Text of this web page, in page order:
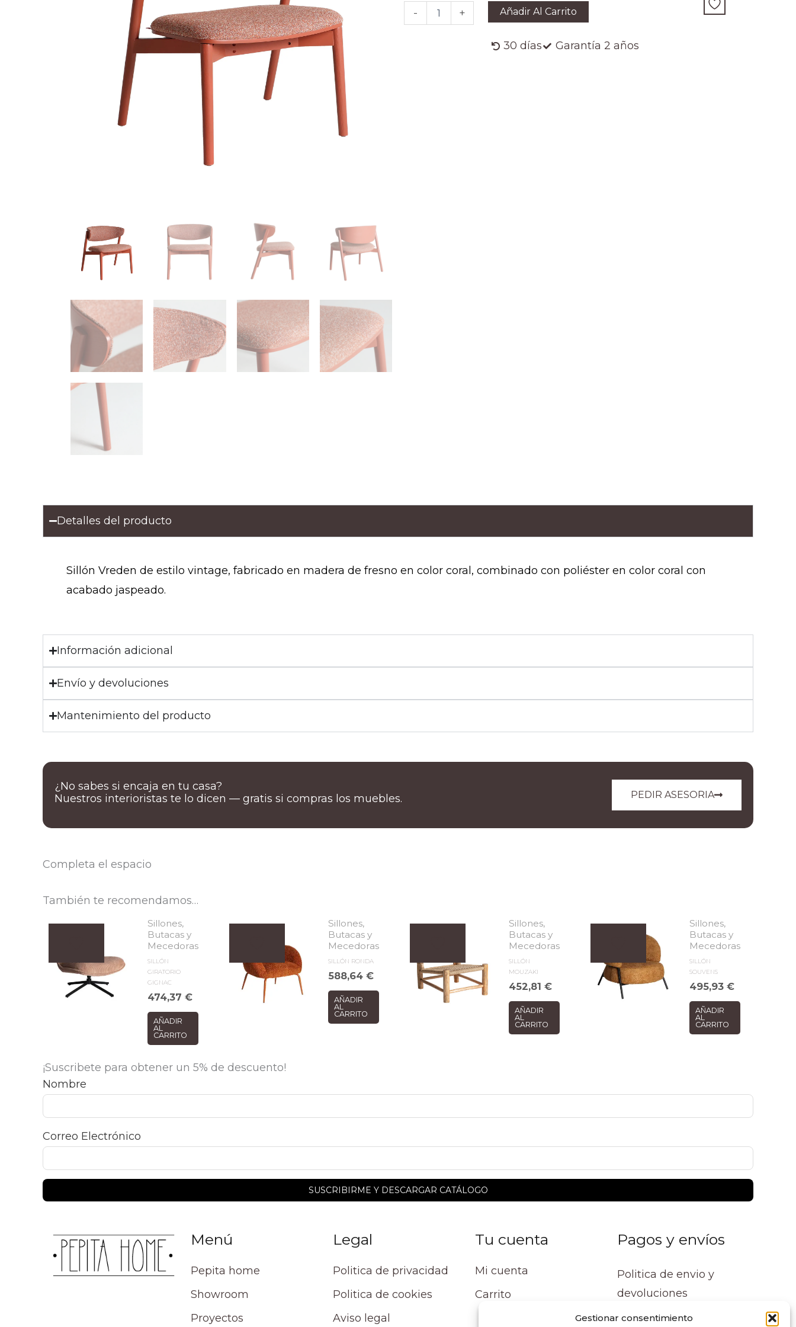
Gestionar consentimiento
- + Añadir Al Carrito
30 días Garantía 2 años
Detalles del producto
Sillón Vreden de estilo vintage, fabricado en madera de fresno en color coral, combinado con poliéster en color coral con
acabado jaspeado.
Información adicional
Envío y devoluciones
Mantenimiento del producto
PEDIR ASESORIA
¿No sabes si encaja en tu casa?
Nuestros interioristas te lo dicen — gratis si compras los muebles.
Completa el espacio
También te recomendamos…
Sillones,
Butacas y
Mecedoras
SILLÓN
GIRATORIO
GIGNAC
474,37€
AÑADIR
AL
CARRITO
Sillones,
Butacas y
Mecedoras
SILLÓN RONDA
588,64€
AÑADIR
AL
CARRITO
Sillones,
Butacas y
Mecedoras
SILLÓN
MOUZAKI
452,81€
AÑADIR
AL
CARRITO
Sillones,
Butacas y
Mecedoras
SILLÓN
SOUVENS
495,93€
AÑADIR
AL
CARRITO
¡Suscribete para obtener un 5% de descuento!
Nombre
Correo Electrónico
Menú
Pepita home
Showroom
Proyectos
Legal
Politica de privacidad
Politica de cookies
Aviso legal
Tu cuenta
Mi cuenta
Carrito
Pagos y envíos
Politica de envio y
devoluciones